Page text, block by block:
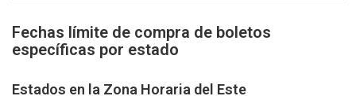
Fechas límite de compra de boletos
específicas por estado
Estados en la Zona Horaria del Este